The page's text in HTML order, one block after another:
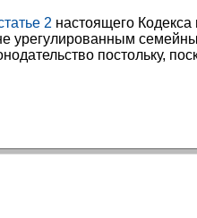
2 настоящего
урегулированным
постольку,